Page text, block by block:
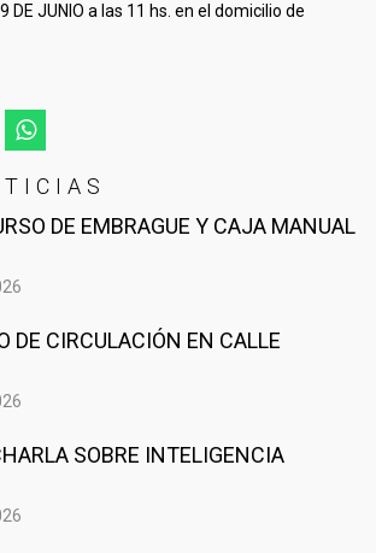
DE JUNIO a las 11 hs. en el domicilio de
DE EMBRAGUE Y CAJA MANUAL
DE CIRCULACIÓN EN CALLE
SOBRE INTELIGENCIA